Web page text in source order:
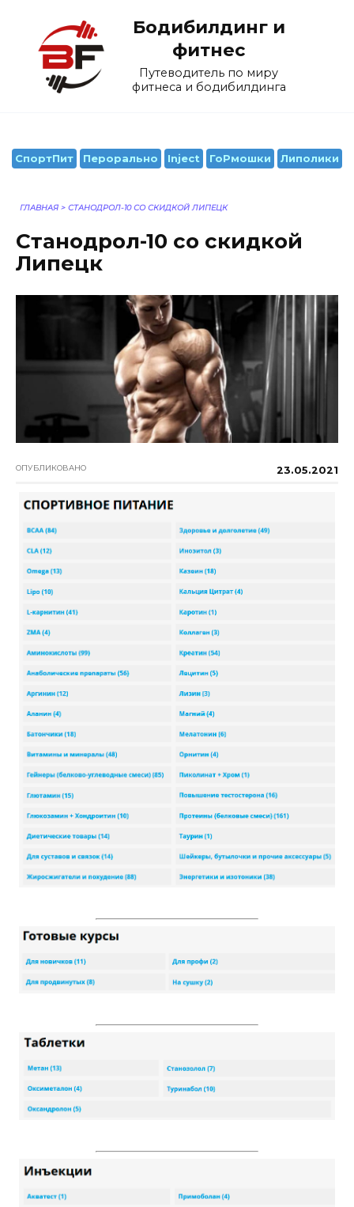
содержанию
Бодибилдинг и
фитнес
Путеводитель по миру
фитнеса и бодибилдинга
СпортПит Перорально Inject ГоРмошки Липолики
ГЛАВНАЯ > СТАНОДРОЛ-10 СО СКИДКОЙ ЛИПЕЦК
Станодрол-10 со скидкой
Липецк
ОПУБЛИКОВАНО 23.05.2021